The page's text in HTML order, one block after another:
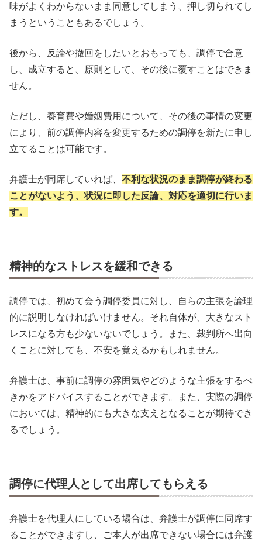
味がよくわからないまま同意してしまう、押し切られてし
まうということもあるでしょう。
後から、反論や撤回をしたいとおもっても、調停で合意
し、成立すると、原則として、その後に覆すことはできま
せん。
ただし、養育費や婚姻費用について、その後の事情の変更
により、前の調停内容を変更するための調停を新たに申し
立てることは可能です。
弁護士が同席していれば、 不利な状況のまま調停が終わる
ことがないよう、状況に即した反論、対応を適切に行いま
す。
精神的なストレスを緩和できる
調停では、初めて会う調停委員に対し、自らの主張を論理
的に説明しなければいけません。それ自体が、大きなスト
レスになる方も少ないないでしょう。また、裁判所へ出向
くことに対しても、不安を覚えるかもしれません。
弁護士は、事前に調停の雰囲気やどのような主張をするべ
きかをアドバイスすることができます。また、実際の調停
においては、精神的にも大きな支えとなることが期待でき
るでしょう。
調停に代理人として出席してもらえる
弁護士を代理人にしている場合は、弁護士が調停に同席す
ることができますし、ご本人が出席できない場合には弁護